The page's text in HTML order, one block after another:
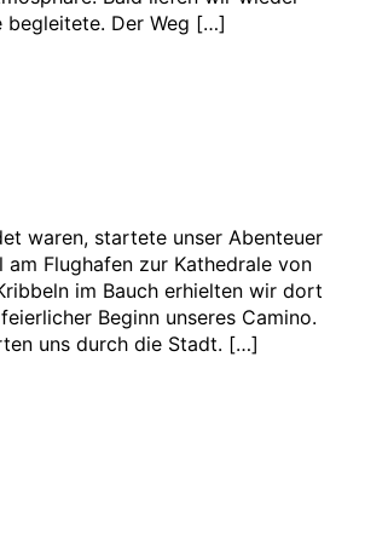
begleitete. Der Weg […]
waren, startete unser Abenteuer
Flughafen zur Kathedrale von
im Bauch erhielten wir dort
Beginn unseres Camino.
uns durch die Stadt. […]